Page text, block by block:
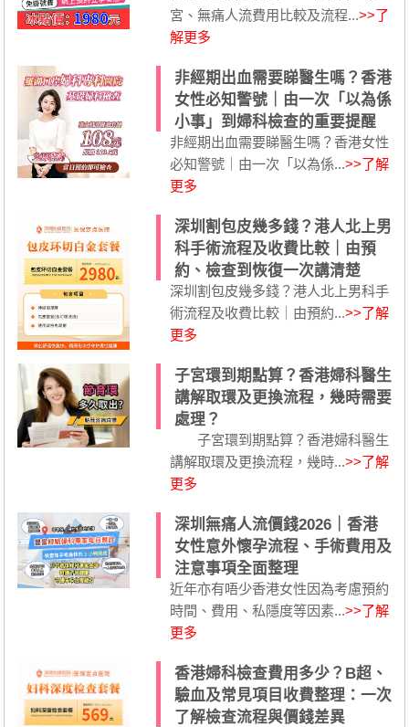
宮、無痛人流費用比較及流程...>>了
解更多
非經期出血需要睇醫生嗎？香港
女性必知警號｜由一次「以為係
小事」到婦科檢查的重要提醒
非經期出血需要睇醫生嗎？香港女性
必知警號｜由一次「以為係...>>了解
更多
深圳割包皮幾多錢？港人北上男
科手術流程及收費比較｜由預
約、檢查到恢復一次講清楚
深圳割包皮幾多錢？港人北上男科手
術流程及收費比較｜由預約...>>了解
更多
子宮環到期點算？香港婦科醫生
講解取環及更換流程，幾時需要
處理？
子宮環到期點算？香港婦科醫生
講解取環及更換流程，幾時...>>了解
更多
深圳無痛人流價錢2026｜香港
女性意外懷孕流程、手術費用及
注意事項全面整理
近年亦有唔少香港女性因為考慮預約
時間、費用、私隱度等因素...>>了解
更多
香港婦科檢查費用多少？B超、
驗血及常見項目收費整理：一次
了解檢查流程與價錢差異